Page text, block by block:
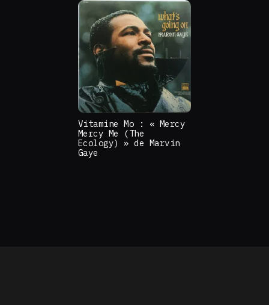
Vitamine Mo : « Mercy
Mercy Me (The
Ecology) » de Marvin
Gaye